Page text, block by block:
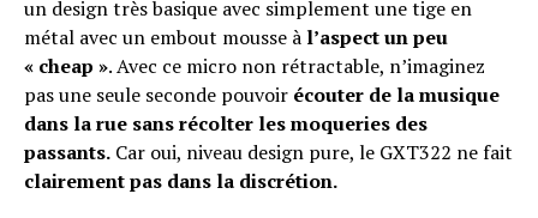
un design très basique avec simplement une tige en
métal avec un embout mousse à l’aspect un peu
« cheap ». Avec ce micro non rétractable, n’imaginez
pas une seule seconde pouvoir écouter de la musique
dans la rue sans récolter les moqueries des
passants. Car oui, niveau design pure, le GXT322 ne fait
clairement pas dans la discrétion.